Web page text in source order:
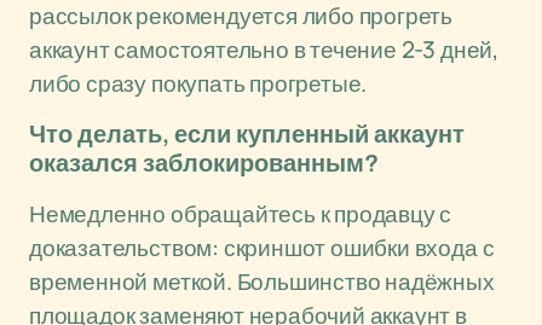
рассылок рекомендуется либо прогреть
аккаунт самостоятельно в течение 2-3 дней,
либо сразу покупать прогретые.
Что делать, если купленный аккаунт
оказался заблокированным?
Немедленно обращайтесь к продавцу с
доказательством: скриншот ошибки входа с
временной меткой. Большинство надёжных
площадок заменяют нерабочий аккаунт в